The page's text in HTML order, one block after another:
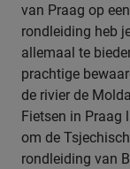
van Praag op
rondleiding heb
allemaal te
prachtige
de rivier de
Fietsen in Praag
om de
rondleiding van